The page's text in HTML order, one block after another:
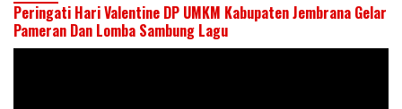
Peringati Hari Valentine DP UMKM Kabupaten Jembrana Gelar
Pameran Dan Lomba Sambung Lagu